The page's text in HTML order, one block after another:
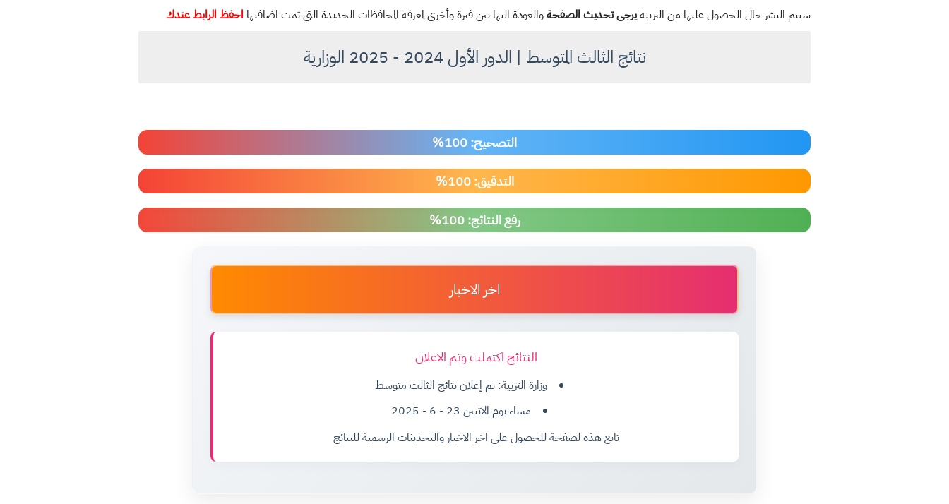
سيتم النشر حال الحصول عليها من التربيةيرجى تحديث الصفحةوالعودة اليها بين فترة وأخرى لمعرفة المحافظات الجديدة التي تمت اضافتها احفظ الرابط عندك
نتائج الثالث المتوسط | الدور الأول 2024 - 2025 الوزارية
التصحيح: 100%
التدقيق: 100%
رفع النتائج: 100%
اخر الاخبار
النتائج اكتملت وتم الاعلان
وزارة التربية: تم إعلان نتائج الثالث متوسط
مساء يوم الاثنين 23 - 6 - 2025
تابع هذه لصفحة للحصول على اخر الاخبار والتحديثات الرسمية للنتائج